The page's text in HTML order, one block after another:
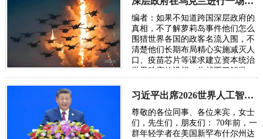
编者：如果不知道跨国深层政府的
真相，不了解萝莉岛事件他们怎么
围猎世界各国的政客名流入围，不
清楚他们长期布局精心实施减灭人
口、疫苗芯片等谋求建立资本统治
世界秩序的设想，你就不了解世
眼联盟国家…
习近平出席2026世界人工智能大会呼吁携手构建公正合理的全球人工智能治理体系
尊敬的各位同事、各位来宾，女士
们，先生们，朋友们： 70年前，一
群年轻学者在美国新罕布什尔州达